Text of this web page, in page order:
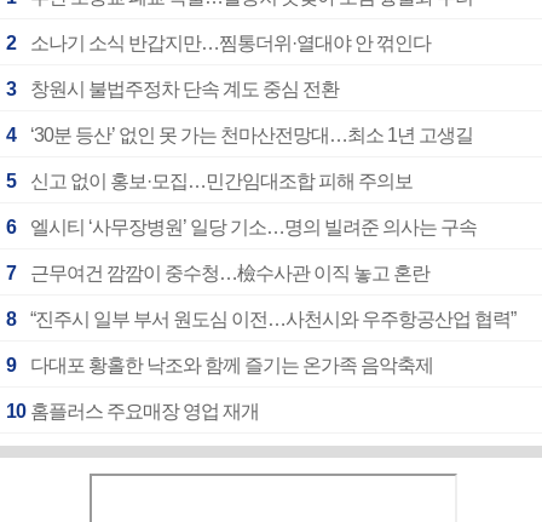
2 소나기 소식 반갑지만…찜통더위·열대야 안 꺾인다
3 창원시 불법주정차 단속 계도 중심 전환
4 ‘30분 등산’ 없인 못 가는 천마산전망대…최소 1년 고생길
5 신고 없이 홍보·모집…민간임대조합 피해 주의보
6 엘시티 ‘사무장병원’ 일당 기소…명의 빌려준 의사는 구속
7 근무여건 깜깜이 중수청…檢수사관 이직 놓고 혼란
8 “진주시 일부 부서 원도심 이전…사천시와 우주항공산업 협력”
9 다대포 황홀한 낙조와 함께 즐기는 온가족 음악축제
10 홈플러스 주요매장 영업 재개